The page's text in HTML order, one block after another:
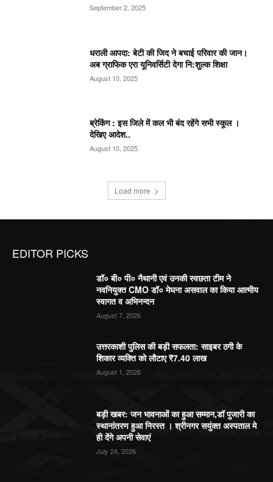
September 2, 2025
धराली आपदा: बेटी की जिद ने बचाई परिवार की जान।
अब ग्राफिक एरा यूनिवर्सिटी देगा नि:शुल्क शिक्षा
August 10, 2025
ब्रेकिंग : इस जिले में कल भी बंद रहेंगे सभी स्कूल ।
देखिए आदेश..
August 10, 2025
Load more
EDITOR PICKS
डॉ० बी० पी० नैथानी एवं उनकी स्वछता टीम ने
नवनियुक्त CMO डॉ० मेघना असवाल का किया आत्मीय
स्वागत व अभिनन्दन
August 7, 2026
उत्तरकाशी पुलिस की बड़ी सफलता: साइबर ठगी के
शिकार व्यक्ति को लौटाए ₹7.40 लाख
August 1, 2026
बड़ी खबर: जन भावनाओं का हुआ सम्मान,डॉ पुजारी का
स्थानांतरण हुआ निरस्त । श्रीनगर सयुंक्त अस्पताल मे
ही देंगे अपनी सेवाएं
July 24, 2026